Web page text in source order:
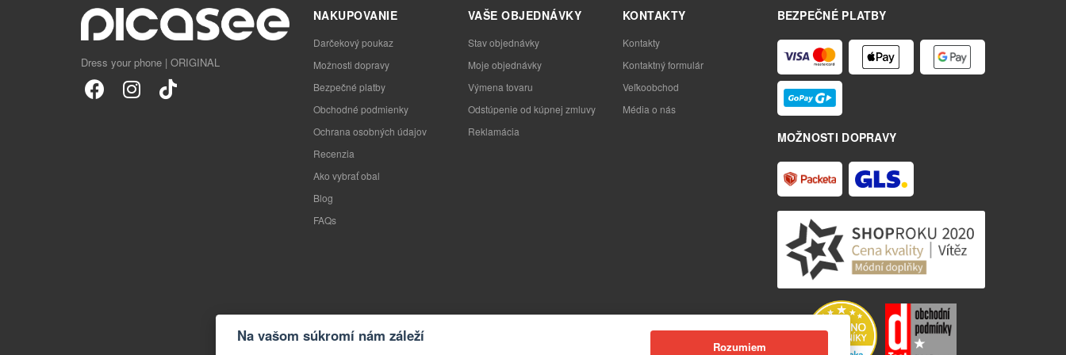
Dress your phone | ORIGINAL
BEZPEČNÉ PLATBY
MOŽNOSTI DOPRAVY
NAKUPOVANIE
Darčekový poukaz
Možnosti dopravy
Bezpečné platby
Obchodné podmienky
Ochrana osobných údajov
Recenzia
Ako vybrať obal
Blog
FAQs
VAŠE OBJEDNÁVKY
Stav objednávky
Moje objednávky
Výmena tovaru
Odstúpenie od kúpnej zmluvy
Reklamácia
KONTAKTY
Kontakty
Kontaktný formulár
Veľkoobchod
Média o nás
Na vašom súkromí nám záleží
Rozumiem